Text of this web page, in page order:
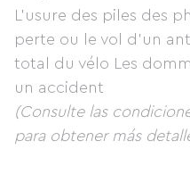
L'usure des piles des
perte ou le vol d'un
total du vélo Les
un accident
(Consulte las
para obtener más